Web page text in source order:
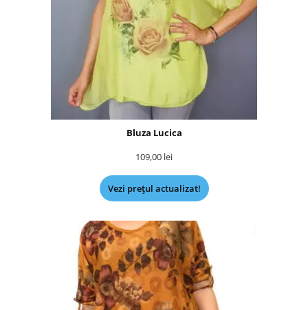
Bluza Lucica
109,00 lei
Vezi prețul actualizat!